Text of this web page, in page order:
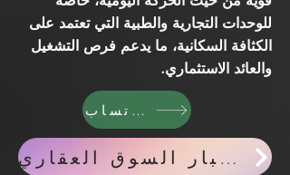
للوحدات التجارية والطبية التي تعتمد على
الكثافة السكانية، ما يدعم فرص التشغيل
والعائد الاستثماري.
واتساب
احدث اخبار السوق العقاري